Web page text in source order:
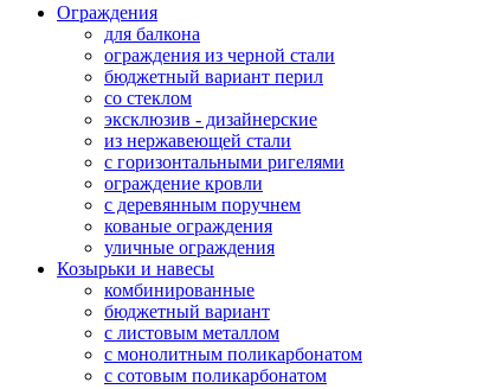
Ограждения
для балкона
ограждения из черной стали
бюджетный вариант перил
со стеклом
эксклюзив - дизайнерские
из нержавеющей стали
с горизонтальными ригелями
ограждение кровли
с деревянным поручнем
кованые ограждения
уличные ограждения
Козырьки и навесы
комбинированные
бюджетный вариант
с листовым металлом
с монолитным поликарбонатом
с сотовым поликарбонатом